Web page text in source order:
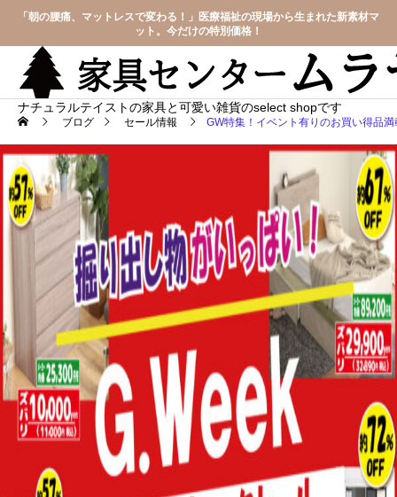
「朝の腰痛、マットレスで変わる！」医療福祉の現場から生まれた新素材マ
ット。今だけの特別価格！
ナチュラルテイストの家具と可愛い雑貨のselect shopです
ブログ セール情報 GW特集！イベント有りのお買い得品